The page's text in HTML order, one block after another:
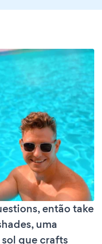
então take
uma
que crafts